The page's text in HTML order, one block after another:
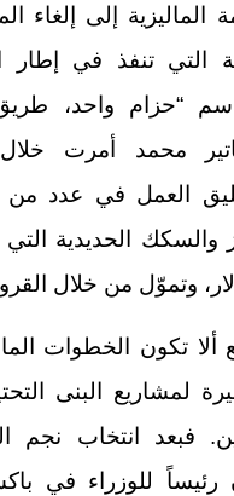
الماليزية إلى إلغاء
التي تنفذ في إطار
“حزام واحد،
محمد أمرت خلال
العمل في عدد
والسكك الحديدية
ألا تكون الخطوات
لمشاريع البنى
فبعد انتخاب نجم
للوزراء في